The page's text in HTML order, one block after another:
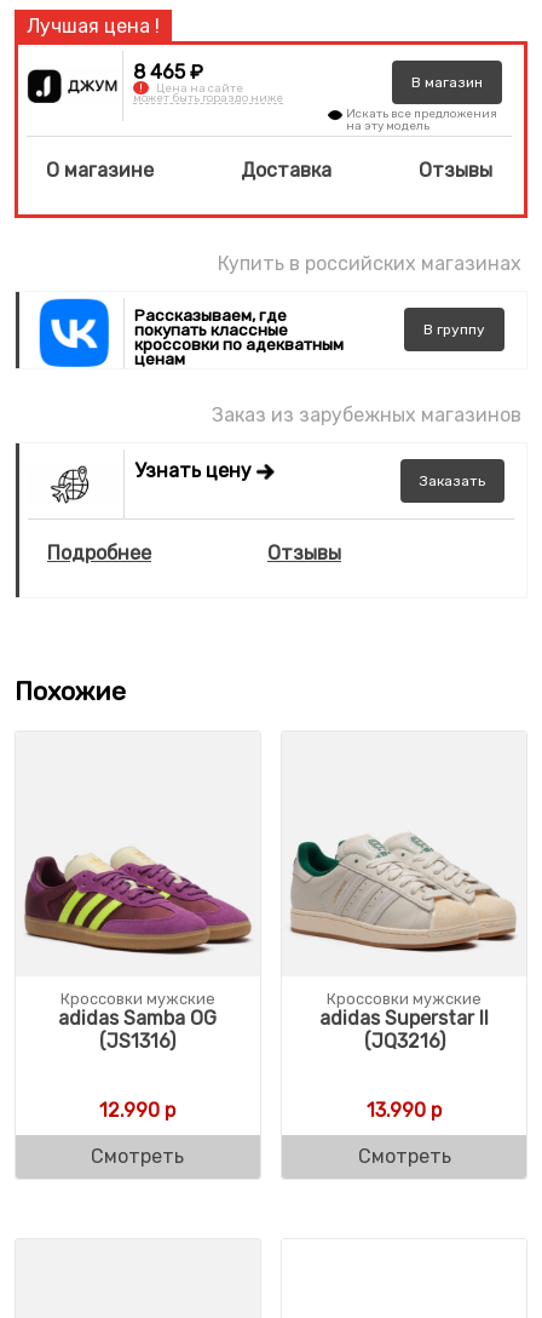
8 465 ₽
! Цена на сайте
может быть гораздо ниже
В магазин
Искать все предложения
на эту модель
О магазине Доставка Отзывы
Купить в российских магазинах
Рассказываем, где
покупать классные
кроссовки по адекватным
ценам
В группу
Заказ из зарубежных магазинов
Узнать цену Заказать
Подробнее Отзывы
Похожие
Кроссовки мужские
adidas Samba OG
(JS1316)
12.990 р
Смотреть
Кроссовки мужские
adidas Superstar II
(JQ3216)
13.990 р
Смотреть